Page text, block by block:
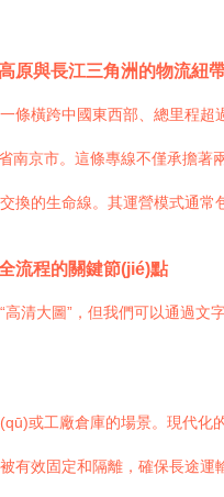
原與長江三角洲的物流紐
條橫跨中國東西部、總里程
京市。這條專線不僅承擔著
換的生命線。其運營模式通
流程的關鍵節(jié)點
清大圖”，但我們可以通過文
或工廠倉庫的場景。現代
有效固定和隔離，確保長途運